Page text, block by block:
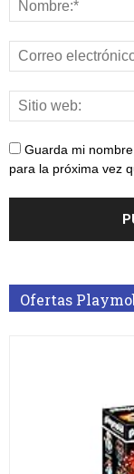
Guarda mi
para la próxima vez
Ofertas